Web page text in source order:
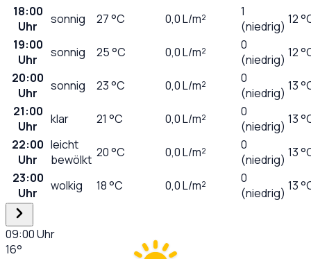
18:00
Uhr
sonnig 27°C 0,0L/m²
1
(niedrig) 12
19:00
Uhr
sonnig 25°C 0,0L/m²
0
(niedrig) 12
20:00
Uhr
sonnig 23°C 0,0L/m²
0
(niedrig) 13
21:00
Uhr
klar 21 °C 0,0L/m²
0
(niedrig) 13
22:00
Uhr
leicht
bewölkt 20°C 0,0L/m²
0
(niedrig) 13
23:00
Uhr
wolkig 18°C 0,0L/m²
0
(niedrig) 13
09:00Uhr
16°